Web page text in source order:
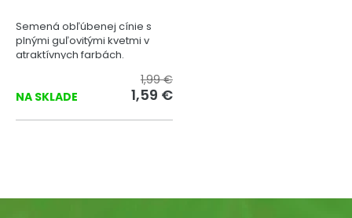
Semená obľúbenej cínie s
plnými guľovitými kvetmi v
atraktívnych farbách.
NA SKLADE
1,99 €
1,59 €